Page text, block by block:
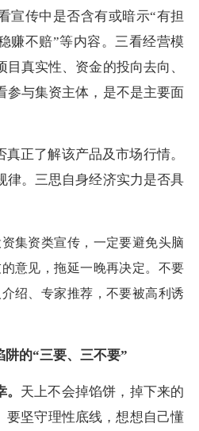
宣传中是否含有或暗示“有担
赚不赔”等内容。三看经营模
真实性、资金的投向去向、
参与集资主体，是不是主要面
真正了解该产品及市场行情。
律。三思自身经济实力是否具
资类宣传，一定要避免头脑
意见，拖延一晚再决定。不要
绍、专家推荐，不要被高利诱
的“三要、三不要”
天上不会掉馅饼，掉下来的
要坚守理性底线，想想自己懂